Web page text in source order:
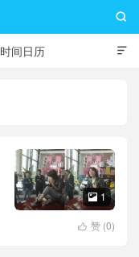

时间日历

 1
 赞 (0)